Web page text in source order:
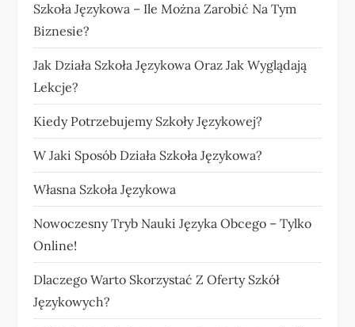
Szkoła Językowa – Ile Można Zarobić Na Tym
Biznesie?
Jak Działa Szkoła Językowa Oraz Jak Wyglądają
Lekcje?
Kiedy Potrzebujemy Szkoły Językowej?
W Jaki Sposób Działa Szkoła Językowa?
Własna Szkoła Językowa
Nowoczesny Tryb Nauki Języka Obcego – Tylko
Online!
Dlaczego Warto Skorzystać Z Oferty Szkół
Językowych?